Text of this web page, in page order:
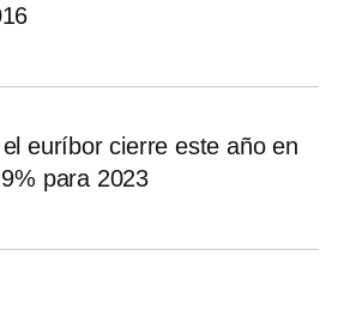
euríbor cierre este año en
para 2023